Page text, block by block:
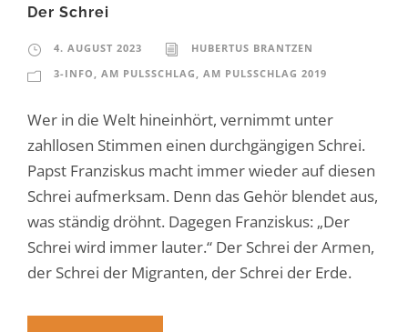
Der Schrei
4. AUGUST 2023
HUBERTUS BRANTZEN
3-INFO , AM PULSSCHLAG , AM PULSSCHLAG 2019
Wer in die Welt hineinhört, vernimmt unter
zahllosen Stimmen einen durchgängigen Schrei.
Papst Franziskus macht immer wieder auf diesen
Schrei aufmerksam. Denn das Gehör blendet aus,
was ständig dröhnt. Dagegen Franziskus: „Der
Schrei wird immer lauter.“ Der Schrei der Armen,
der Schrei der Migranten, der Schrei der Erde.